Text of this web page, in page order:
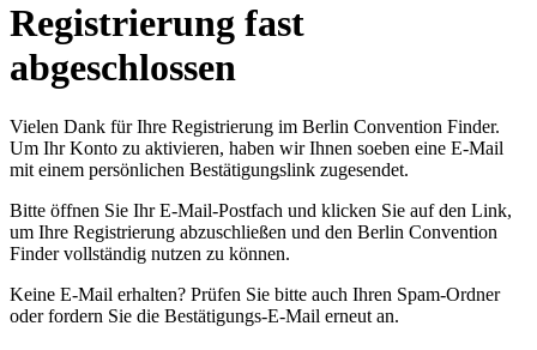
Registrierung fast
abgeschlossen
Vielen Dank für Ihre Registrierung im Berlin Convention Finder.
Um Ihr Konto zu aktivieren, haben wir Ihnen soeben eine E-Mail
mit einem persönlichen Bestätigungslink zugesendet.
Bitte öffnen Sie Ihr E-Mail-Postfach und klicken Sie auf den Link,
um Ihre Registrierung abzuschließen und den Berlin Convention
Finder vollständig nutzen zu können.
Keine E-Mail erhalten? Prüfen Sie bitte auch Ihren Spam-Ordner
oder fordern Sie die Bestätigungs-E-Mail erneut an.